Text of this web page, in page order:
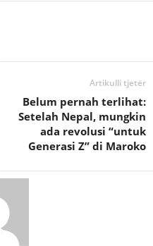
Artikulli tjetër
Belum pernah terlihat:
Setelah Nepal, mungkin
ada revolusi “untuk
Generasi Z” di Maroko